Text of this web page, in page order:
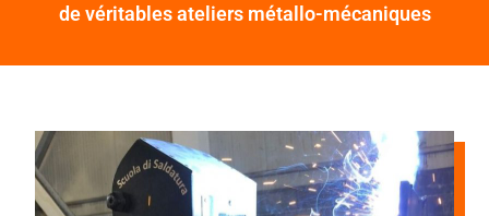
de véritables ateliers métallo-mécaniques